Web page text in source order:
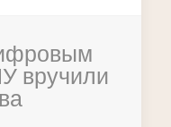
вручили